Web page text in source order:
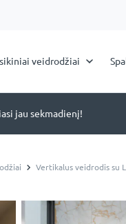
veidrodžiai
jau sekmadienį!
Vertikalus veidrodis su